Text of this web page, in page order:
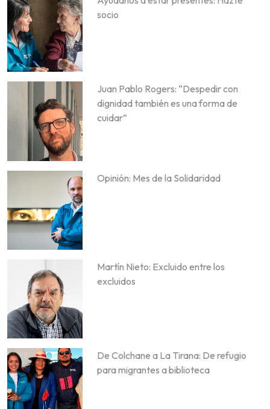
socio
Juan Pablo Rogers: “Despedir con
dignidad también es una forma de
cuidar”
Opinión: Mes de la Solidaridad
Martín Nieto: Excluido entre los
excluidos
De Colchane a La Tirana: De refugio
para migrantes a biblioteca